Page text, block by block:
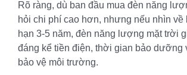
Rõ ràng, dù ban đầu mua đèn năng
hỏi chi phí cao hơn, nhưng nếu nhìn về
hạn 3-5 năm, đèn năng lượng mặt trời
đáng kể tiền điện, thời gian bảo dưỡng
bảo vệ môi trường.